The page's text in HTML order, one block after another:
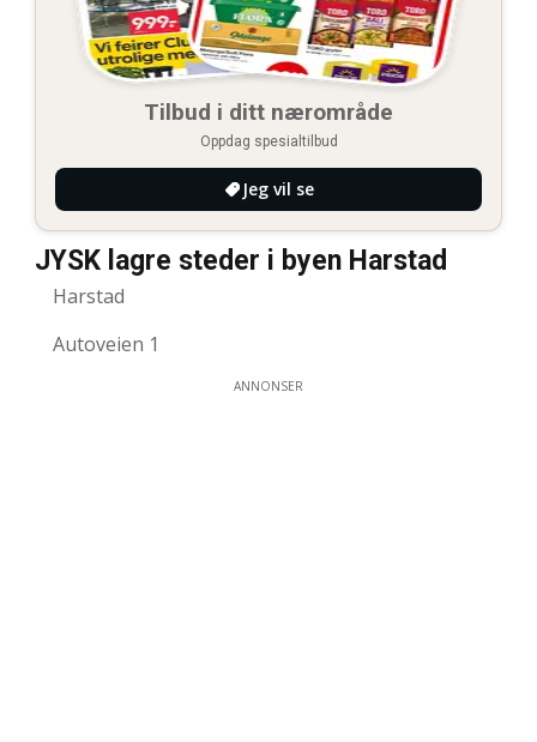
Tilbud i ditt nærområde
Oppdag spesialtilbud
Jeg vil se
JYSK lagre steder i byen Harstad
Harstad
Autoveien 1
ANNONSER